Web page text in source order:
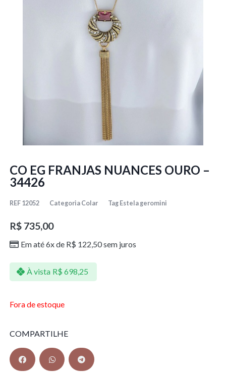
CO EG FRANJAS NUANCES OURO –
34426
REF 12052 Categoria Colar Tag Estela geromini
R$735,00
Em até 6x de R$ 122,50sem juros
À vista R$ 698,25
Fora de estoque
COMPARTILHE